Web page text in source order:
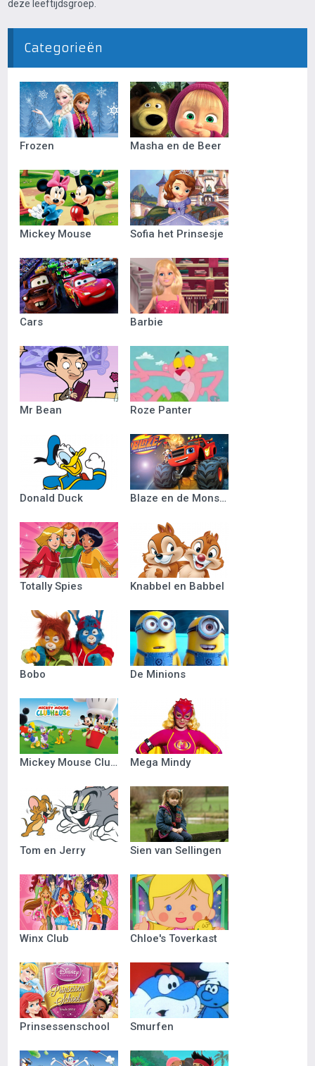
deze leeftijdsgroep.
Categorieën
Frozen Masha en de Beer
Mickey Mouse Sofia het Prinsesje
Cars Barbie
Mr Bean Roze Panter
Donald Duck Blaze en de Monsterwielen
Totally Spies Knabbel en Babbel
Bobo De Minions
Mickey Mouse Clubhuis Mega Mindy
Tom en Jerry Sien van Sellingen
Winx Club Chloe's Toverkast
Prinsessenschool Smurfen